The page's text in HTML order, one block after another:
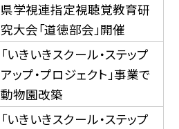
県学視連指定視聴覚教育研
究大会「道徳部会」開催
「いきいきスクール・ステップ
アップ・プロジェクト」事業で
動物園改築
「いきいきスクール・ステップ